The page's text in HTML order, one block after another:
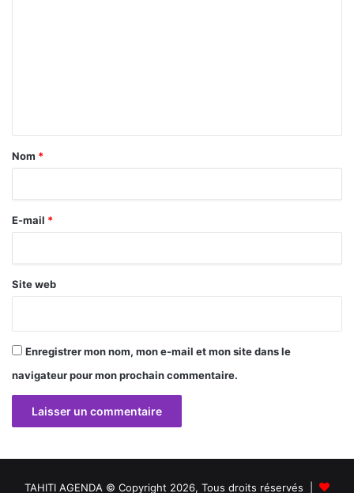
a
r
e
Nom *
E-mail *
Site web
Enregistrer mon nom, mon e-mail et mon site dans le
navigateur pour mon prochain commentaire.
TAHITI AGENDA © Copyright 2026, Tous droits réservés |